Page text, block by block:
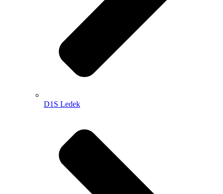
D1S Ledek